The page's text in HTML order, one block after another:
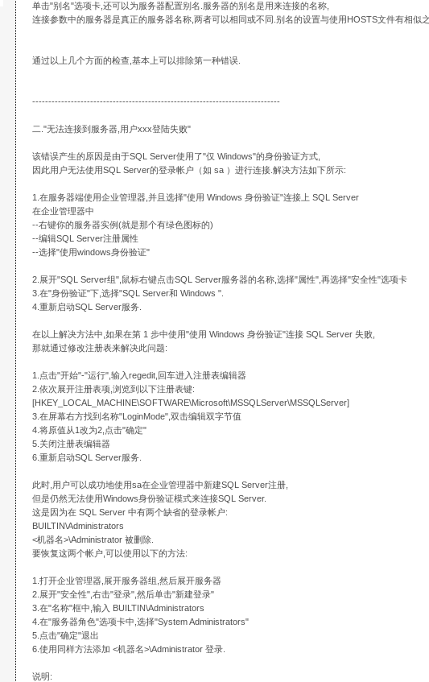
单击"别名"选项卡,还可以为服务器配置别名.服务器的别名是用来连接的名称,
连接参数中的服务器是真正的服务器名称,两者可以相同或不同.别名的设置与使用HOSTS文件有相似之
通过以上几个方面的检查,基本上可以排除第一种错误.
-----------------------------------------------------------------------------
二."无法连接到服务器,用户xxx登陆失败"
该错误产生的原因是由于SQL Server使用了"仅 Windows"的身份验证方式,
因此用户无法使用SQL Server的登录帐户（如 sa ）进行连接.解决方法如下所示:
1.在服务器端使用企业管理器,并且选择"使用 Windows 身份验证"连接上 SQL Server
在企业管理器中
--右键你的服务器实例(就是那个有绿色图标的)
--编辑SQL Server注册属性
--选择"使用windows身份验证"
2.展开"SQL Server组",鼠标右键点击SQL Server服务器的名称,选择"属性",再选择"安全性"选项卡
3.在"身份验证"下,选择"SQL Server和 Windows ".
4.重新启动SQL Server服务.
在以上解决方法中,如果在第 1 步中使用"使用 Windows 身份验证"连接 SQL Server 失败,
那就通过修改注册表来解决此问题:
1.点击"开始"-"运行",输入regedit,回车进入注册表编辑器
2.依次展开注册表项,浏览到以下注册表键:
[HKEY_LOCAL_MACHINE\SOFTWARE\Microsoft\MSSQLServer\MSSQLServer]
3.在屏幕右方找到名称"LoginMode",双击编辑双字节值
4.将原值从1改为2,点击"确定"
5.关闭注册表编辑器
6.重新启动SQL Server服务.
此时,用户可以成功地使用sa在企业管理器中新建SQL Server注册,
但是仍然无法使用Windows身份验证模式来连接SQL Server.
这是因为在 SQL Server 中有两个缺省的登录帐户:
BUILTIN\Administrators
<机器名>\Administrator 被删除.
要恢复这两个帐户,可以使用以下的方法:
1.打开企业管理器,展开服务器组,然后展开服务器
2.展开"安全性",右击"登录",然后单击"新建登录"
3.在"名称"框中,输入 BUILTIN\Administrators
4.在"服务器角色"选项卡中,选择"System Administrators"
5.点击"确定"退出
6.使用同样方法添加 <机器名>\Administrator 登录.
说明: